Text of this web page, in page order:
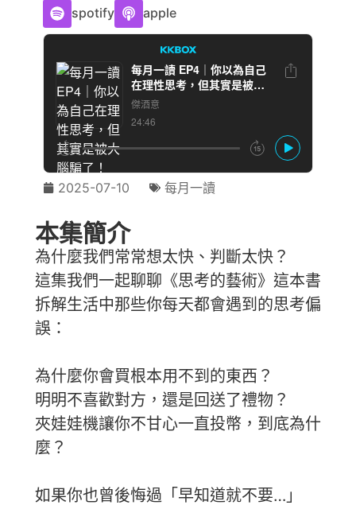
spotify apple
2025-07-10 每月一讀
本集簡介
為什麼我們常常想太快、判斷太快？
這集我們一起聊聊《思考的藝術》這本書
拆解生活中那些你每天都會遇到的思考偏
誤：
為什麼你會買根本用不到的東西？
明明不喜歡對方，還是回送了禮物？
夾娃娃機讓你不甘心一直投幣，到底為什
麼？
如果你也曾後悔過「早知道就不要…」